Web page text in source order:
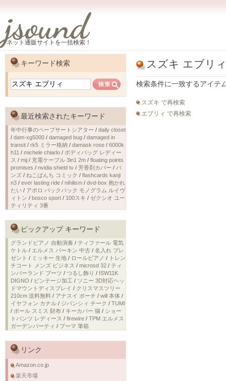
jsound
ネット通販サイトを一括検索！
スズキ エブリ
検索条件に一致するアイテ
スズキ で再検索
エブリィ で再検索
キーワード検索
最近検索されたキーワード
年中行事のペープサートシアター / daily closet
/ dam-xg5000 / damaged bug / damaged in
transit / rk5 ミラー格納 / damask rose / 6000k
h11 / michele chiarlo / ボディバッグ レディー
ス / mij / 充電ケーブル 3in1 2m / floating points
promises / nvidia shield tv / 芳香剤カバー / バ
ンズ / ねこぱんち コミック / flashcards kanji
n3 / ever lasting ride / nihilism / dvd-box 抱かれ
たい / アポロ バックパック モノグラム ルイヴ
ィトン / bosco sport / 100スキ / ゼクシオ ユー
ティリティ 3番
ピックアップ キーワード
グランドピアノ 自動演奏 / ティファール 電気
ケトル / エルメス バーキン 中古 / 名入れ プレ
ゼント / ミッキー 生地 / ロールピアノ / トレン
チコート メンズ ビジネス / microsd 32 / ティ
ンバーランド ブーツ / つるし飾り / ISW11K
DIGNO / ビンテージ加工 / ソニー 3D対応ヘッ
ドマウントディスプレイ / クリスマスツリー
210cm 送料無料 / アナスイ ポーチ / will 本体 /
イヤフォン カナル / ジバンシィ チーク / TUMI
/ ポール スミス 財布 / キーカバー 猫 / ショー
トパンツ レディース / firewire / TPM エルメス
ガーデンパーティ / プーマ 筆箱
リンク
Amazon.co.jp
楽天市場